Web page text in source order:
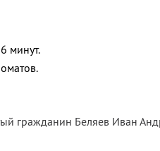
минут.
гражданин Беляев Иван